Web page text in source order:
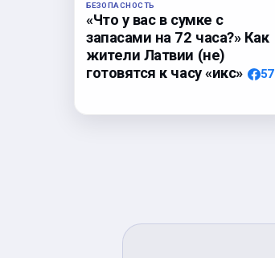
БЕЗОПАСНОСТЬ
«Что у вас в сумке с
запасами на 72 часа?» Как
жители Латвии (не)
готовятся к часу «икс»
57